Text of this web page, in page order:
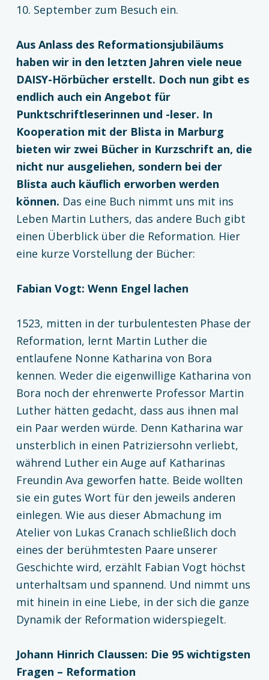
10. September zum Besuch ein.
Aus Anlass des Reformationsjubiläums
haben wir in den letzten Jahren viele neue
DAISY-Hörbücher erstellt. Doch nun gibt es
endlich auch ein Angebot für
Punktschriftleserinnen und -leser. In
Kooperation mit der Blista in Marburg
bieten wir zwei Bücher in Kurzschrift an, die
nicht nur ausgeliehen, sondern bei der
Blista auch käuflich erworben werden
können. Das eine Buch nimmt uns mit ins
Leben Martin Luthers, das andere Buch gibt
einen Überblick über die Reformation. Hier
eine kurze Vorstellung der Bücher:
Fabian Vogt: Wenn Engel lachen
1523, mitten in der turbulentesten Phase der
Reformation, lernt Martin Luther die
entlaufene Nonne Katharina von Bora
kennen. Weder die eigenwillige Katharina von
Bora noch der ehrenwerte Professor Martin
Luther hätten gedacht, dass aus ihnen mal
ein Paar werden würde. Denn Katharina war
unsterblich in einen Patriziersohn verliebt,
während Luther ein Auge auf Katharinas
Freundin Ava geworfen hatte. Beide wollten
sie ein gutes Wort für den jeweils anderen
einlegen. Wie aus dieser Abmachung im
Atelier von Lukas Cranach schließlich doch
eines der berühmtesten Paare unserer
Geschichte wird, erzählt Fabian Vogt höchst
unterhaltsam und spannend. Und nimmt uns
mit hinein in eine Liebe, in der sich die ganze
Dynamik der Reformation widerspiegelt.
Johann Hinrich Claussen: Die 95 wichtigsten
Fragen – Reformation